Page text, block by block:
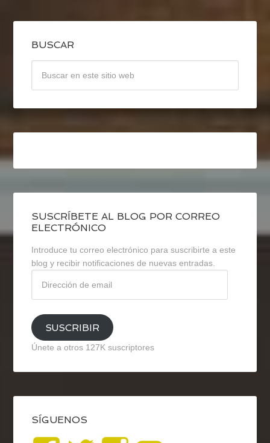
BUSCAR
SUSCRÍBETE AL BLOG POR CORREO
ELECTRÓNICO
Introduce tu correo electrónico para suscribirte a este
blog y recibir notificaciones de nuevas entradas.
email
SUSCRIBIR
Únete a otros 127K suscriptores
SÍGUENOS